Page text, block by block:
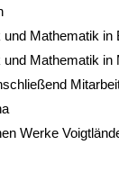
Mathematik in
Mathematik in
Werke